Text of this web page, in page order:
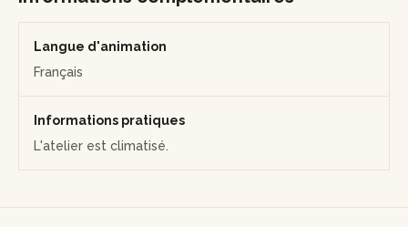
Langue d'animation
Français
Informations pratiques
L'atelier est climatisé.